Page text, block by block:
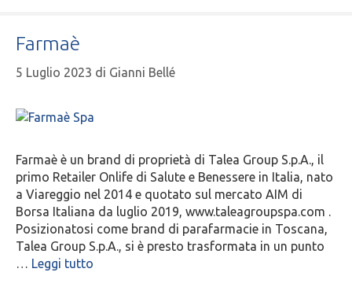
Farmaè
5 Luglio 2023 di Gianni Bellé
Farmaè è un brand di proprietà di Talea Group S.p.A., il
primo Retailer Onlife di Salute e Benessere in Italia, nato
a Viareggio nel 2014 e quotato sul mercato AIM di
Borsa Italiana da luglio 2019, www.taleagroupspa.com .
Posizionatosi come brand di parafarmacie in Toscana,
Talea Group S.p.A., si è presto trasformata in un punto
… Leggi tutto